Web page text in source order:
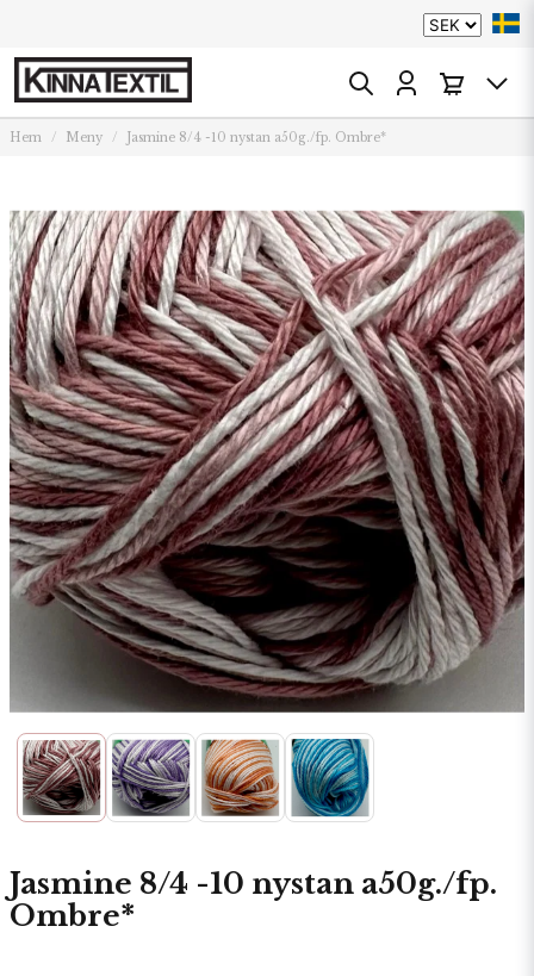
Hem Meny Jasmine 8/4 -10 nystan a50g./fp. Ombre*
Jasmine 8/4 -10 nystan a50g./fp.
Ombre*